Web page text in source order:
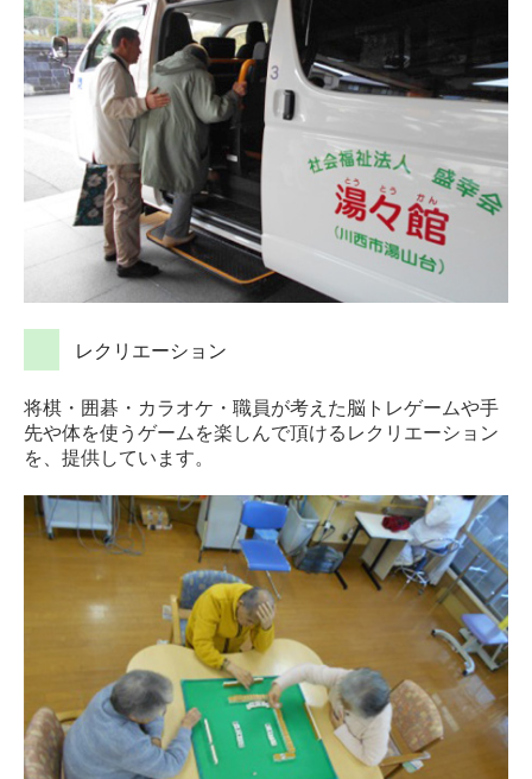
レクリエーション
将棋・囲碁・カラオケ・職員が考えた脳トレゲームや手
先や体を使うゲームを楽しんで頂けるレクリエーション
を、提供しています。